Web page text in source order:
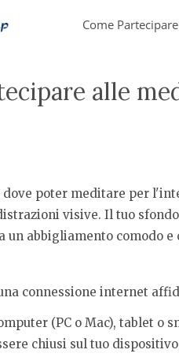
Come Partecipare
alle
poter meditare per
visive. Il tuo
un abbigliamento comodo e
connessione internet
(PC o Mac), tablet
chiusi sul tuo